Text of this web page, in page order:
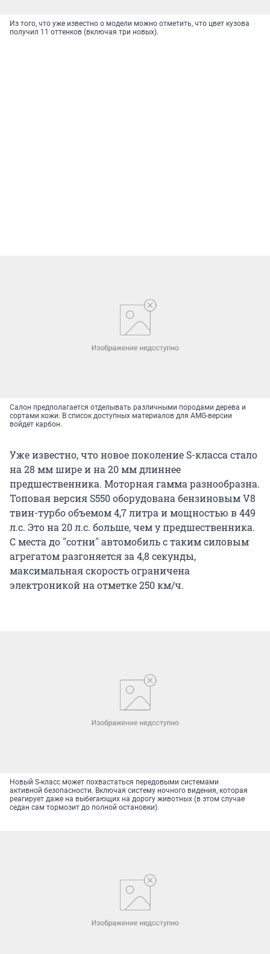
Из того, что уже известно о модели можно отметить, что цвет кузова
получил 11 оттенков (включая три новых).
Салон предполагается отделывать различными породами дерева и
сортами кожи. В список доступных материалов для AMG-версии
войдет карбон.
Уже известно, что новое поколение S-класса стало
на 28 мм шире и на 20 мм длиннее
предшественника. Моторная гамма разнообразна.
Топовая версия S550 оборудована бензиновым V8
твин-турбо объемом 4,7 литра и мощностью в 449
л.с. Это на 20 л.с. больше, чем у предшественника.
С места до "сотни" автомобиль с таким силовым
агрегатом разгоняется за 4,8 секунды,
максимальная скорость ограничена
электроникой на отметке 250 км/ч.
Новый S-класс может похвастаться передовыми системами
активной безопасности. Включая систему ночного видения, которая
реагирует даже на выбегающих на дорогу животных (в этом случае
седан сам тормозит до полной остановки).